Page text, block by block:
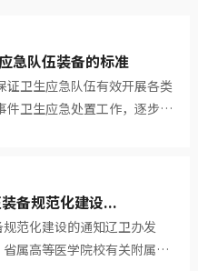
急队伍装备的标准
证卫生应急队伍有效开展各类
件卫生应急处置工作，逐步实
备规范化建设...
范化建设的通知辽卫办发
属高等医学院校有关附属医